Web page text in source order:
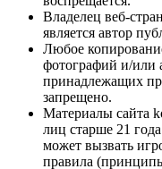
Владелец веб-
является автор
Любое
фотографий и/или
принадлежащих
запрещено.
Материалы сайта
лиц старше 21
может вызвать
правила